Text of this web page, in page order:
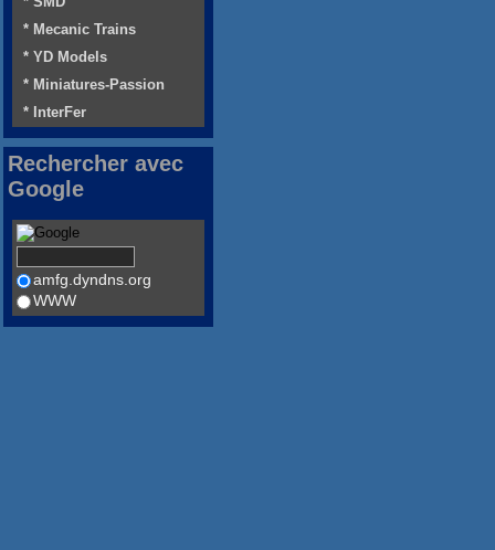
* Mecanic Trains
* YD Models
* Miniatures-Passion
* InterFer
Rechercher avec
Google
amfg.dyndns.org
WWW